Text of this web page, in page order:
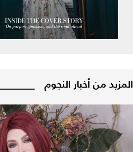
المزيد من أخبار النجوم